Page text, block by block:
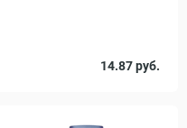
14.87 руб.